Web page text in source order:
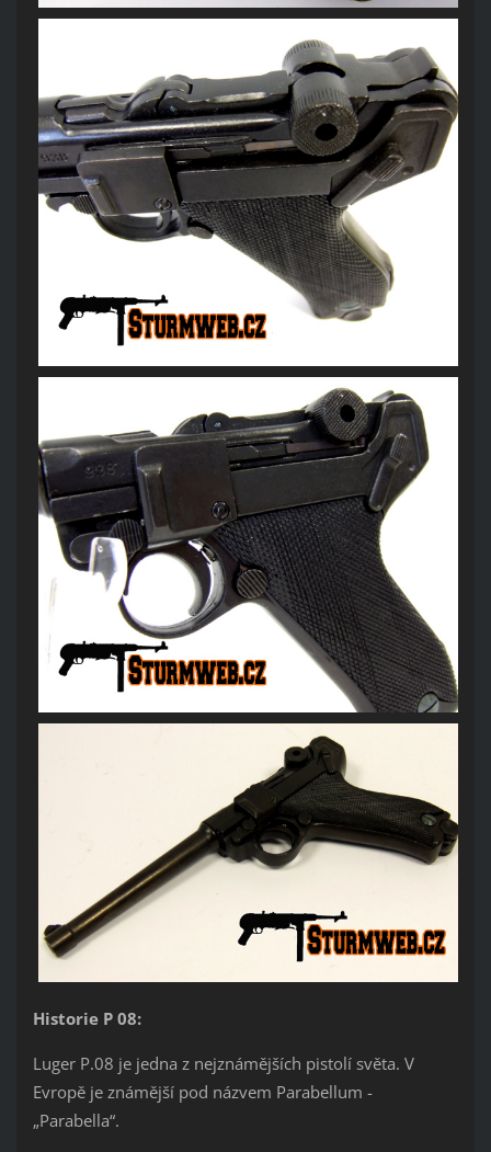
Historie P 08:
Luger P.08 je jedna z nejznámějších pistolí světa. V
Evropě je známější pod názvem Parabellum -
„Parabella“.